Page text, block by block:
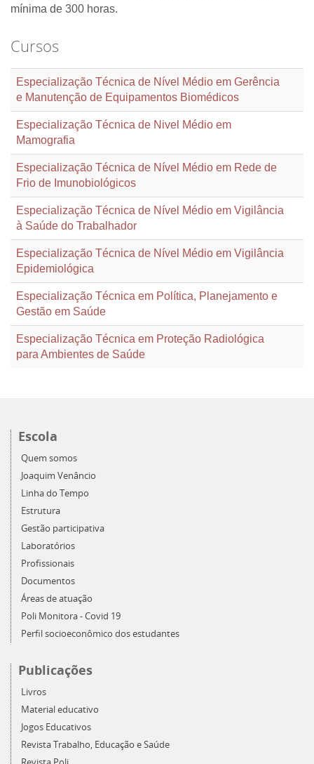
mínima de 300 horas.
Cursos
Especialização Técnica de Nível Médio em Gerência
e Manutenção de Equipamentos Biomédicos
Especialização Técnica de Nivel Médio em
Mamografia
Especialização Técnica de Nível Médio em Rede de
Frio de Imunobiológicos
Especialização Técnica de Nível Médio em Vigilância
à Saúde do Trabalhador
Especialização Técnica de Nível Médio em Vigilância
Epidemiológica
Especialização Técnica em Política, Planejamento e
Gestão em Saúde
Especialização Técnica em Proteção Radiológica
para Ambientes de Saúde
Escola
Quem somos
Joaquim Venâncio
Linha do Tempo
Estrutura
Gestão participativa
Laboratórios
Profissionais
Documentos
Áreas de atuação
Poli Monitora - Covid 19
Perfil socioeconômico dos estudantes
Publicações
Livros
Material educativo
Jogos Educativos
Revista Trabalho, Educação e Saúde